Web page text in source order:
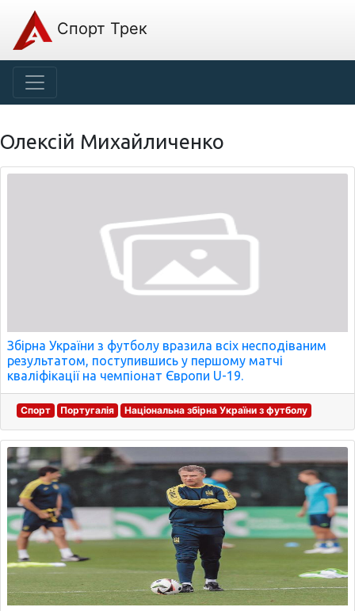
Спорт Трек
Олексій Михайличенко
Збірна України з футболу вразила всіх несподіваним
результатом, поступившись у першому матчі
кваліфікації на чемпіонат Європи U-19.
Спорт Португалія Національна збірна України з футболу